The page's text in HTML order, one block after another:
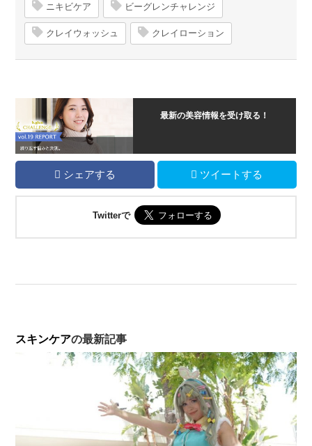
ニキビケア ビーグレンチャレンジ
クレイウォッシュ クレイローション
最新の美容情報を受け取る！
シェアする ツイートする
Twitterで
スキンケアの最新記事